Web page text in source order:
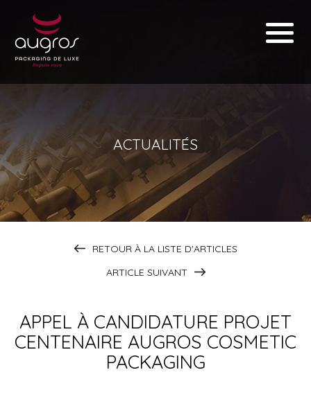
ACTUALITÉS
RETOUR À LA LISTE D'ARTICLES
ARTICLE SUIVANT
APPEL À CANDIDATURE PROJET
CENTENAIRE AUGROS COSMETIC
PACKAGING